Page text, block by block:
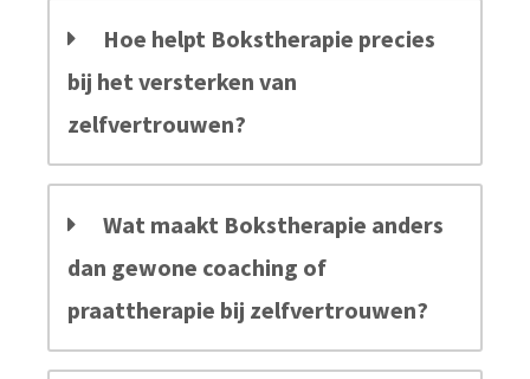
Hoe helpt Bokstherapie precies
bij het versterken van
zelfvertrouwen?
Wat maakt Bokstherapie anders
dan gewone coaching of
praattherapie bij zelfvertrouwen?